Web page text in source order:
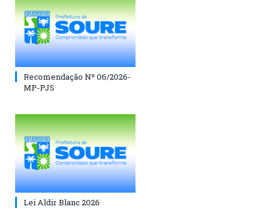
Recomendação Nº 06/2026-
MP-PJS
Lei Aldir Blanc 2026